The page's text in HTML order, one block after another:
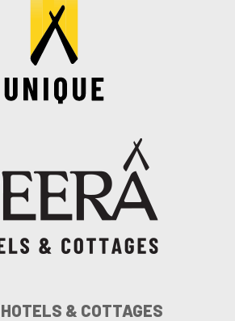
& COTTAGES